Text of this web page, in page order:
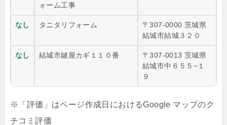
ォーム工事
なし タニタリフォーム
〒307-0000 茨城県
結城市結城３２０
なし 結城市鍵屋カギ１１０番
〒307-0013 茨城県
結城市中６５５−１
９
※「評価」はページ作成日におけるGoogle マップのク
チコミ評価